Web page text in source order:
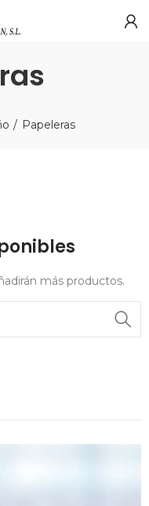
Papeleras
más productos.